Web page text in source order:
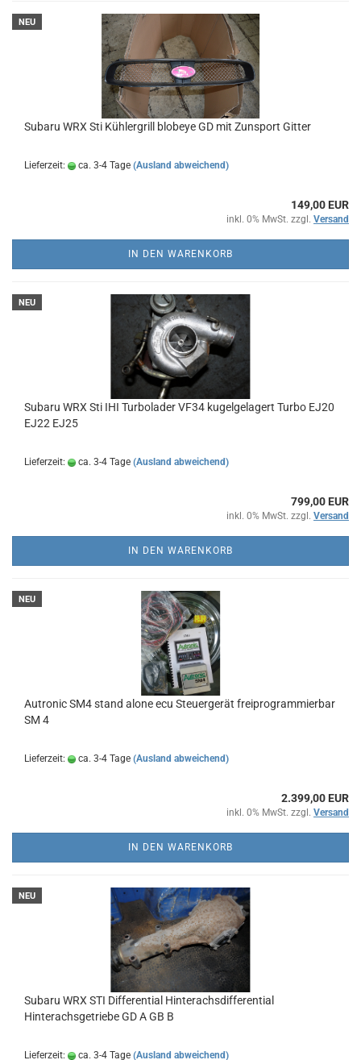
NEU
Subaru WRX Sti Kühlergrill blobeye GD mit Zunsport Gitter
Lieferzeit: ca. 3-4 Tage (Ausland abweichend)
149,00 EUR
inkl. 0% MwSt. zzgl. Versand
IN DEN WARENKORB
NEU
Subaru WRX Sti IHI Turbolader VF34 kugelgelagert Turbo EJ20
EJ22 EJ25
Lieferzeit: ca. 3-4 Tage (Ausland abweichend)
799,00 EUR
inkl. 0% MwSt. zzgl. Versand
IN DEN WARENKORB
NEU
Autronic SM4 stand alone ecu Steuergerät freiprogrammierbar
SM 4
Lieferzeit: ca. 3-4 Tage (Ausland abweichend)
2.399,00 EUR
inkl. 0% MwSt. zzgl. Versand
IN DEN WARENKORB
NEU
Subaru WRX STI Differential Hinterachsdifferential
Hinterachsgetriebe GD A GB B
Lieferzeit: ca. 3-4 Tage (Ausland abweichend)